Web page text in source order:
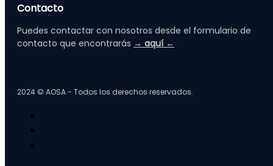
Contacto
Puedes contactar con nosotros desde el formulario de
contacto que encontrarás → aquí ←
2024 © AOSA - Todos los derechos reservados.